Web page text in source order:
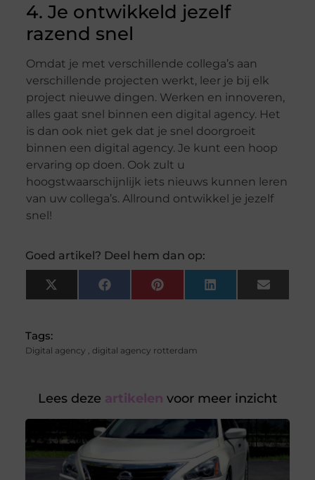
4. Je ontwikkeld jezelf
razend snel
Omdat je met verschillende collega’s aan
verschillende projecten werkt, leer je bij elk
project nieuwe dingen. Werken en innoveren,
alles gaat snel binnen een digital agency. Het
is dan ook niet gek dat je snel doorgroeit
binnen een digital agency. Je kunt een hoop
ervaring op doen. Ook zult u
hoogstwaarschijnlijk iets nieuws kunnen leren
van uw collega’s. Allround ontwikkel je jezelf
snel!
Goed artikel? Deel hem dan op:
X
(Twitter)
FacebookPinterest LinkedIn Email
Tags:
Digital agency , digital agency rotterdam
Lees deze artikelen voor meer inzicht